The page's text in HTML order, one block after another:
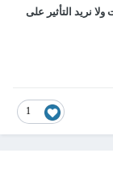
نريد التأثير على
1